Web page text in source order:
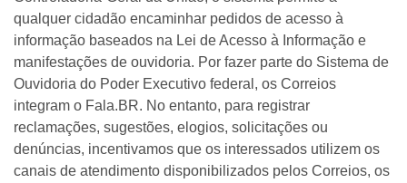
qualquer cidadão encaminhar pedidos de acesso à
informação baseados na Lei de Acesso à Informação e
manifestações de ouvidoria. Por fazer parte do Sistema de
Ouvidoria do Poder Executivo federal, os Correios
integram o Fala.BR. No entanto, para registrar
reclamações, sugestões, elogios, solicitações ou
denúncias, incentivamos que os interessados utilizem os
canais de atendimento disponibilizados pelos Correios, os